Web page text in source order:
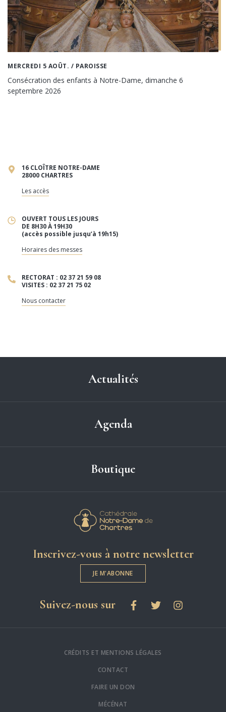
MERCREDI 5 AOÛT. / PAROISSE
Consécration des enfants à Notre-Dame, dimanche 6
septembre 2026
16 CLOÎTRE NOTRE-DAME
28000 CHARTRES
Les accès
OUVERT TOUS LES JOURS
DE 8H30 À 19H30
(accès possible jusqu’à 19h15)
Horaires des messes
RECTORAT : 02 37 21 59 08
VISITES : 02 37 21 75 02
Nous contacter
Actualités
Agenda
Boutique
Inscrivez-vous à notre newsletter
JE M'ABONNE
Suivez-nous surles réseaux sociaux
FacebookTwitterInstagram
CRÉDITS ET MENTIONS LÉGALES
CONTACT
FAIRE UN DON
MÉCÉNAT